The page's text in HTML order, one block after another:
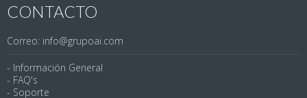
CONTACTO
Correo: info@grupoai.com
- Información General
- FAQ's
- Soporte